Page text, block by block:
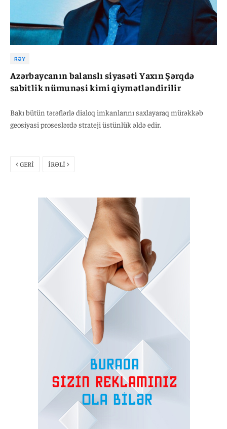
RƏY
Azərbaycanın balanslı siyasəti Yaxın Şərqdə
sabitlik nümunəsi kimi qiymətləndirilir
Bakı bütün tərəflərlə dialoq imkanlarını saxlayaraq mürəkkəb
geosiyasi proseslərdə strateji üstünlük əldə edir.
GERİ İRƏLİ